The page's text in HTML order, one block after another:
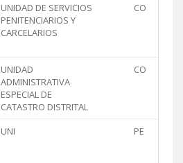
UNIDAD DE SERVICIOS
PENITENCIARIOS Y
CARCELARIOS
CO
UNIDAD
ADMINISTRATIVA
ESPECIAL DE
CATASTRO DISTRITAL
CO
UNI PE